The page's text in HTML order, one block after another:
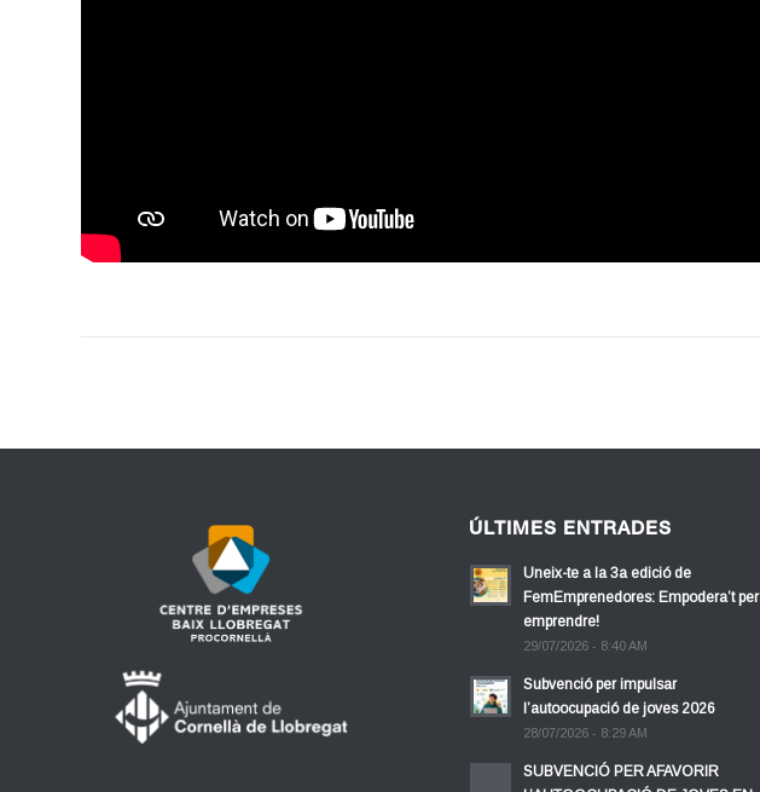
ÚLTIMES ENTRADES
Uneix-te a la 3a edició de
FemEmprenedores: Empodera’t per
emprendre!
29/07/2026 - 8:40 AM
Subvenció per impulsar
l’autoocupació de joves 2026
28/07/2026 - 8:29 AM
SUBVENCIÓ PER AFAVORIR